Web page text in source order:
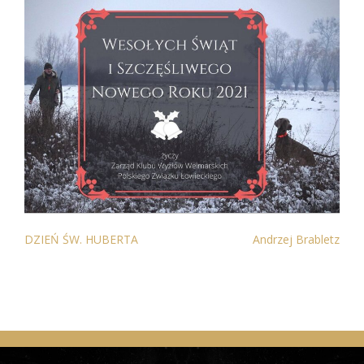
NAWIGACJA
WPISU
DZIEŃ ŚW. HUBERTA Andrzej Brabletz